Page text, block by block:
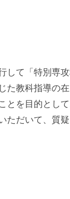
して「特別専
た教科指導の
を目的として
ただいて、質